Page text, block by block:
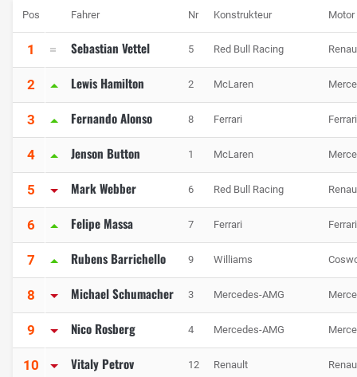
Pos Fahrer Nr Konstrukteur Motor
1 Sebastian Vettel 5 Red Bull Racing
2 Lewis Hamilton 2 McLaren
3 Fernando Alonso 8 Ferrari Ferrari
4 Jenson Button 1 McLaren
5 Mark Webber 6 Red Bull Racing
6 Felipe Massa 7 Ferrari Ferrari
7 Rubens Barrichello 9 Williams
8 Michael Schumacher 3 Mercedes-AMG
9 Nico Rosberg 4 Mercedes-AMG
10 Vitaly Petrov 12 Renault